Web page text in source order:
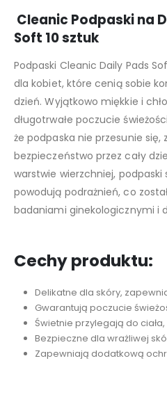
Cleanic Podpaski na
Soft 10 sztuk
Podpaski Cleanic Daily Pads
dla kobiet, które cenią sobie
dzień. Wyjątkowo miękkie i
długotrwałe poczucie
że podpaska nie przesunie
bezpieczeństwo przez cały
warstwie wierzchniej, podpaski
powodują podrażnień, co
badaniami ginekologicznymi i
Cechy produktu:
Delikatne dla skóry,
Gwarantują poczucie
Świetnie przylegają do
Bezpieczne dla wrażliwej
Zapewniają dodatkową